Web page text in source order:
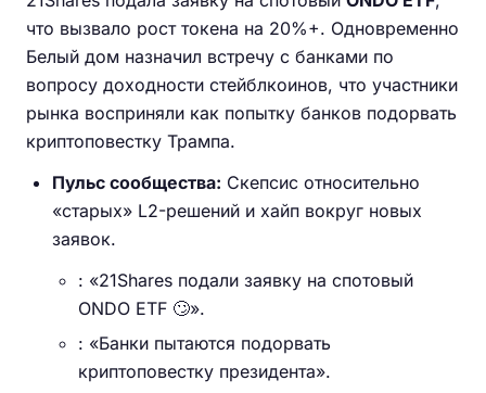
что вызвало рост токена на 20%+. Одновременно
Белый дом назначил встречу с банками по
вопросу доходности стейблкоинов, что участники
рынка восприняли как попытку банков подорвать
криптоповестку Трампа.
Пульс сообщества: Скепсис относительно
«старых» L2-решений и хайп вокруг новых
заявок.
: «21Shares подали заявку на спотовый
ONDO ETF 🙄».
: «Банки пытаются подорвать
криптоповестку президента».